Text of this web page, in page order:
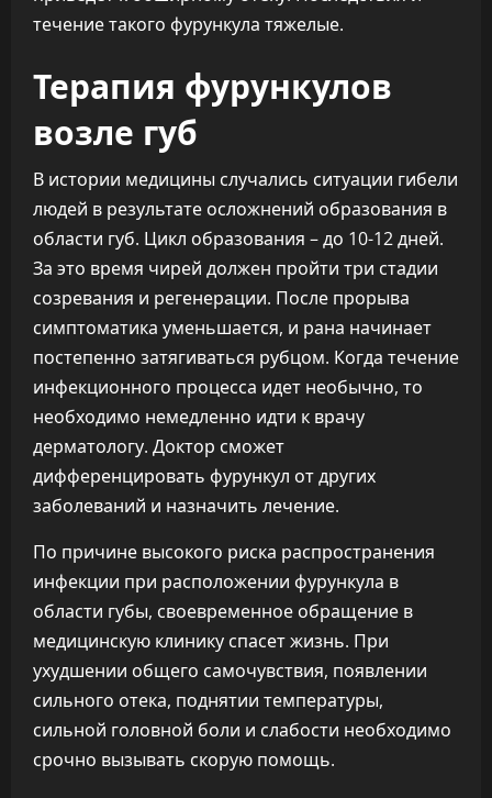
течение такого фурункула тяжелые.
Терапия фурункулов
возле губ
В истории медицины случались ситуации гибели
людей в результате осложнений образования в
области губ. Цикл образования – до 10-12 дней.
За это время чирей должен пройти три стадии
созревания и регенерации. После прорыва
симптоматика уменьшается, и рана начинает
постепенно затягиваться рубцом. Когда течение
инфекционного процесса идет необычно, то
необходимо немедленно идти к врачу
дерматологу. Доктор сможет
дифференцировать фурункул от других
заболеваний и назначить лечение.
По причине высокого риска распространения
инфекции при расположении фурункула в
области губы, своевременное обращение в
медицинскую клинику спасет жизнь. При
ухудшении общего самочувствия, появлении
сильного отека, поднятии температуры,
сильной головной боли и слабости необходимо
срочно вызывать скорую помощь.